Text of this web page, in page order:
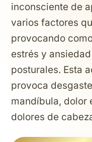
inconsciente de
varios factores
provocando
estrés y
posturales. Esta
provoca
mandíbula, dolor
dolores de